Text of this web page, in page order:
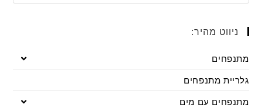
ניווט מהיר:
מתנפחים
גלריית מתנפחים
מתנפחים עם מים